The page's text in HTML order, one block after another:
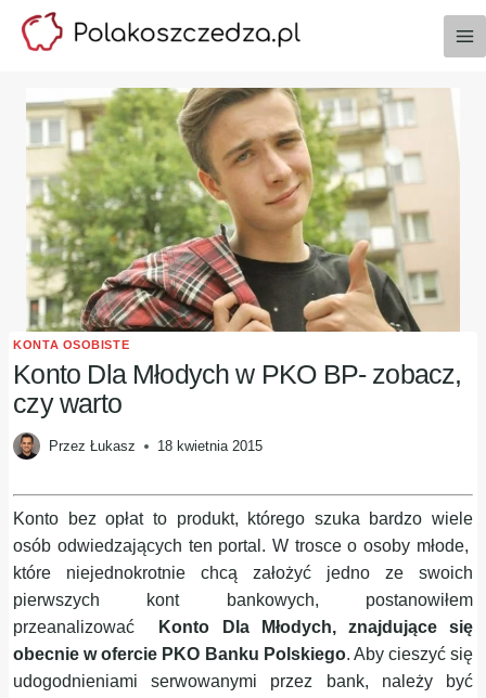
Przejdź
KONTA OSOBISTE
Konto Dla Młodych w PKO BP- zobacz,
czy warto
Przez Łukasz 18 kwietnia 2015
Konto bez opłat to produkt, którego szuka bardzo wiele
osób odwiedzających ten portal. W trosce o osoby młode,
które niejednokrotnie chcą założyć jedno ze swoich
pierwszych kont bankowych, postanowiłem
przeanalizować
Konto Dla Młodych, znajdujące się
obecnie w ofercie PKO Banku Polskiego. Aby cieszyć się
udogodnieniami serwowanymi przez bank, należy być